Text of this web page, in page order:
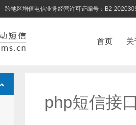
跨地区增值电信业务经营许可证编号：B2-
首页 关
php短信接